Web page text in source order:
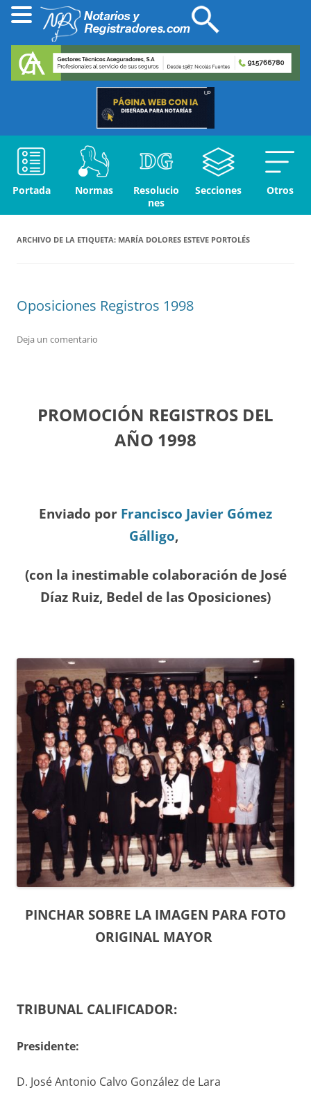
Portada Normas
Resolucio
nes
Secciones Otros
ARCHIVO DE LA ETIQUETA: MARÍA DOLORES ESTEVE PORTOLÉS
Oposiciones Registros 1998
Deja un comentario
PROMOCIÓN REGISTROS DEL
AÑO 1998
Enviado por Francisco Javier Gómez
Gálligo,
(con la inestimable colaboración de José
Díaz Ruiz, Bedel de las Oposiciones)
PINCHAR SOBRE LA IMAGEN PARA FOTO
ORIGINAL MAYOR
TRIBUNAL CALIFICADOR:
Presidente:
D. José Antonio Calvo González de Lara